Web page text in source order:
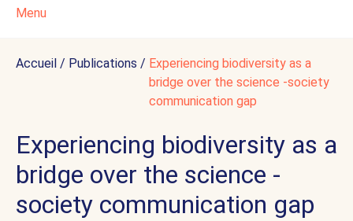
Menu
Accueil / Publications / Experiencing biodiversity as a
bridge over the science -society
communication gap
Experiencing biodiversity as a
bridge over the science -
society communication gap